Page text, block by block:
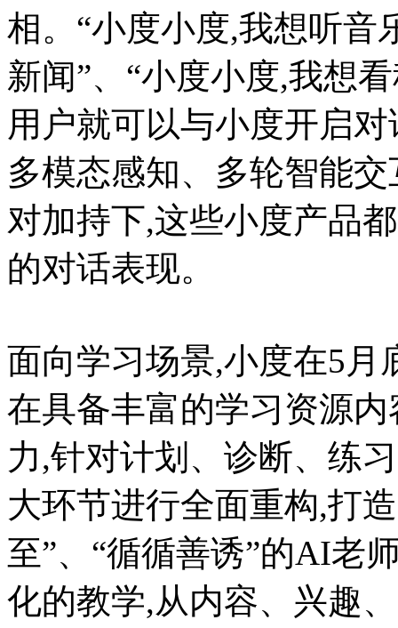
相。“小度小度,我想听音
新闻”、“小度小度,我想
用户就可以与小度开启
多模态感知、多轮智能
对加持下,这些小度产品
的对话表现。
面向学习场景,小度在5月
在具备丰富的学习资源
力,针对计划、诊断、练
大环节进行全面重构,打
至”、“循循善诱”的AI老
化的教学,从内容、兴趣